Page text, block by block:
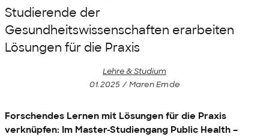
Studierende der
Gesundheitswissenschaften erarbeiten
Lösungen für die Praxis
Lehre & Studium
01.2025 / Maren Emde
Forschendes Lernen mit Lösungen für die Praxis
verknüpfen: Im Master-Studiengang Public Health –